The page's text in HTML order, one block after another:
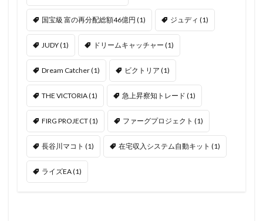
国宝級 富の再分配総額46億円 (1) ジュディ (1)
JUDY(1) ドリームキャッチャー (1)
Dream Catcher(1) ビクトリア (1)
THE VICTORIA(1) 急上昇察知トレード (1)
FIRG PROJECT(1) ファーグプロジェクト (1)
長谷川マコト (1) 在宅収入システム自動キット (1)
ライズEA(1)